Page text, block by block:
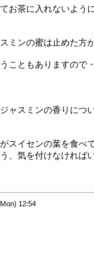
茶に入れないよう
ミンの蜜は止めた方
こともありますの
スミンの香りにつ
スイセンの葉を食べ
、気を付けなければ
12:54